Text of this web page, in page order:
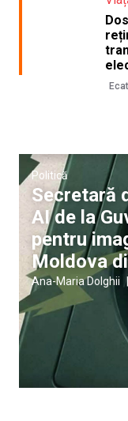
Politică
Secretară
AI de la
pentru
Moldova
Ana-Maria Dolghii